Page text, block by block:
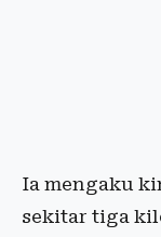
Ia mengaku
sekitar tiga